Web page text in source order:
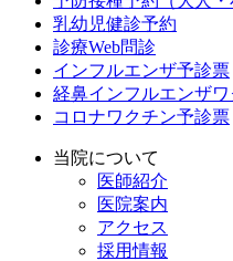
乳幼児健診予約
診療Web問診
インフルエンザ予診票
経鼻インフルエンザ
コロナワクチン予診票
当院について
医師紹介
医院案内
アクセス
採用情報